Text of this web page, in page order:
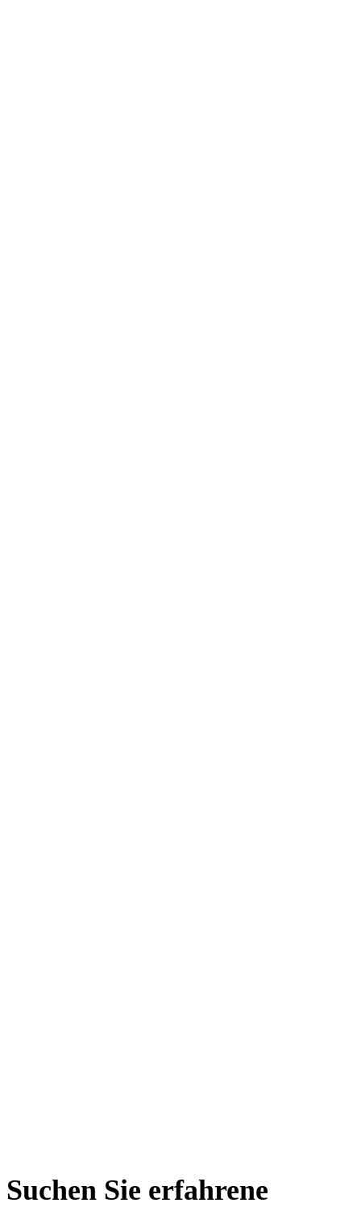
Suchen Sie erfahrene